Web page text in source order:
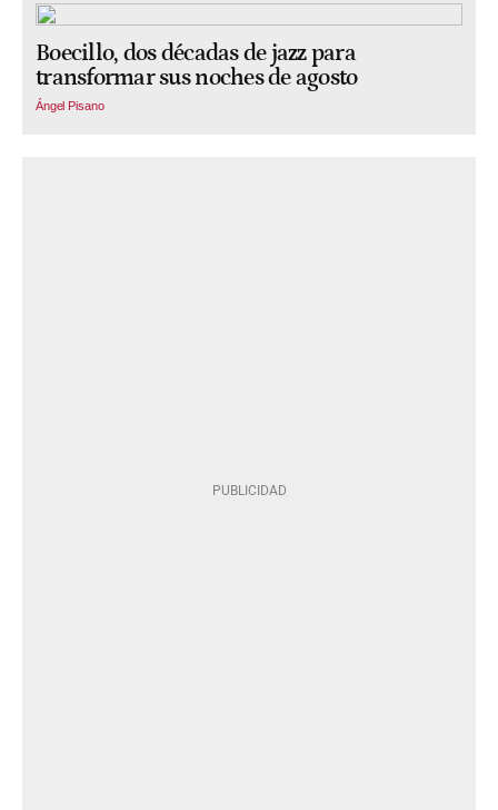
Boecillo, dos décadas de jazz para
transformar sus noches de agosto
Ángel Pisano